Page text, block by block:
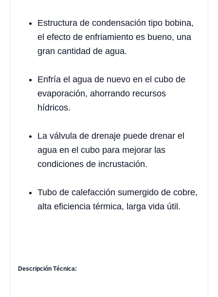
Estructura de condensación tipo bobina,
el efecto de enfriamiento es bueno, una
gran cantidad de agua.
Enfría el agua de nuevo en el cubo de
evaporación, ahorrando recursos
hídricos.
La válvula de drenaje puede drenar el
agua en el cubo para mejorar las
condiciones de incrustación.
Tubo de calefacción sumergido de cobre,
alta eficiencia térmica, larga vida útil.
Descripción Técnica: